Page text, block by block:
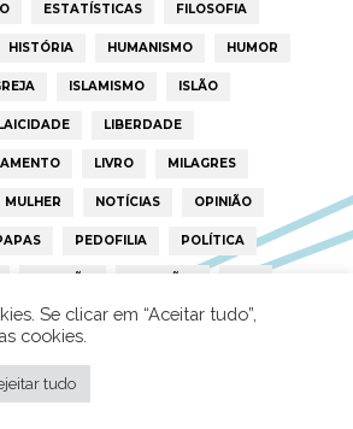
ESTATÍSTICAS FILOSOFIA
HISTÓRIA HUMANISMO HUMOR
ISLAMISMO ISLÃO
LIBERDADE
LIVRO MILAGRES
MULHER NOTÍCIAS OPINIÃO
PEDOFILIA POLÍTICA
RELIGIÃO RELIGIÕES RTP
VATICANO
Se clicar em “Aceitar tudo”,
cookies.
tudo